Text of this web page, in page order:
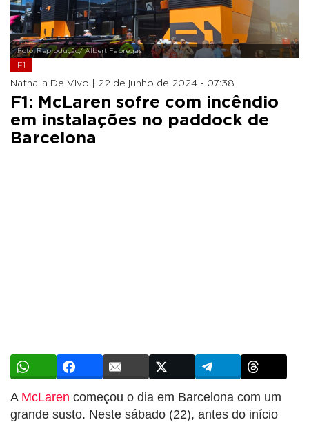
Foto: Reprodução/ Albert Fabregas
F1
Nathalia De Vivo | 22 de junho de 2024 - 07:38
F1: McLaren sofre com incêndio
em instalações no paddock de
Barcelona
A McLaren começou o dia em Barcelona com um
grande susto. Neste sábado (22), antes do início